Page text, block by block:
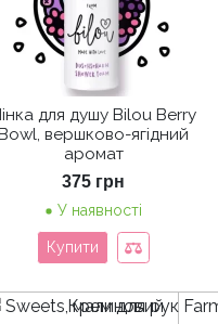
для душу Bilou Berry
вершково-ягідний
аромат
375 грн
У наявності
Купити